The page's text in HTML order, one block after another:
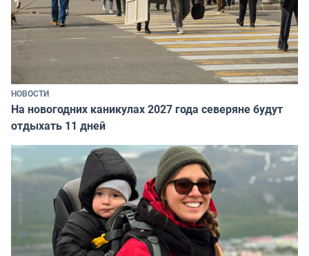
НОВОСТИ
На новогодних каникулах 2027 года северяне будут
отдыхать 11 дней